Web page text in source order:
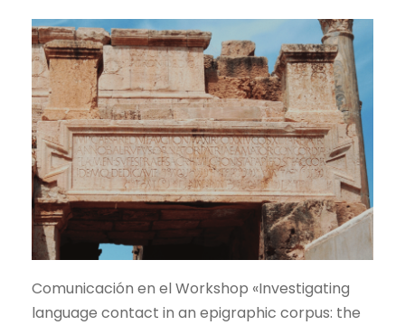
Comunicación en el Workshop «Investigating
language contact in an epigraphic corpus: the